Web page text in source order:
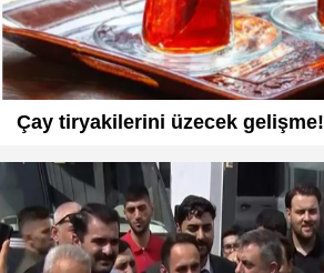
Çay tiryakilerini üzecek gelişme!